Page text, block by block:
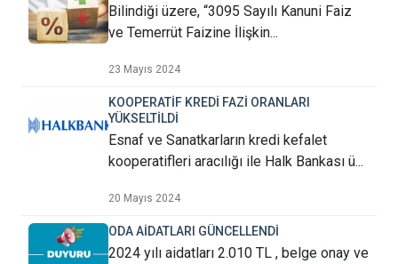
Bilindiği üzere, “3095 Sayılı Kanuni Faiz
ve Temerrüt Faizine İlişkin...
23 Mayıs 2024
KOOPERATİF KREDİ FAZİ ORANLARI
YÜKSELTİLDİ
Esnaf ve Sanatkarların kredi kefalet
kooperatifleri aracılığı ile Halk Bankası ü...
20 Mayıs 2024
ODA AİDATLARI GÜNCELLENDİ
2024 yılı aidatları 2.010 TL , belge onay ve